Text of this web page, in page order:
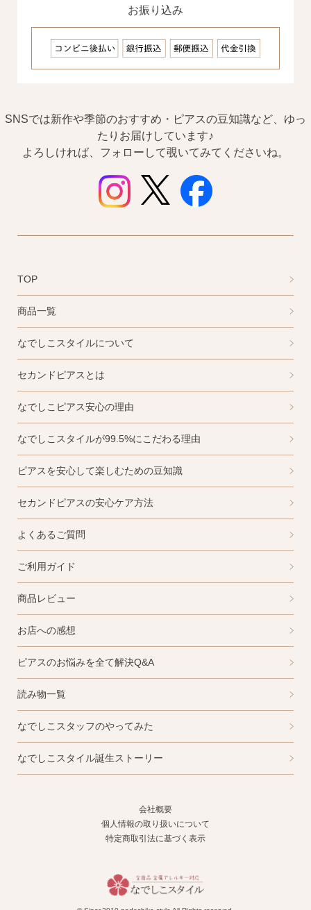
お振り込み
SNSでは新作や季節のおすすめ・ピアスの豆知識など、ゆっ
たりお届けしています♪
よろしければ、フォローして覗いてみてくださいね。
TOP
商品一覧
なでしこスタイルについて
セカンドピアスとは
なでしこピアス安心の理由
なでしこスタイルが99.5%にこだわる理由
ピアスを安心して楽しむための豆知識
セカンドピアスの安心ケア方法
よくあるご質問
ご利用ガイド
商品レビュー
お店への感想
ピアスのお悩みを全て解決Q&A
読み物一覧
なでしこスタッフのやってみた
なでしこスタイル誕生ストーリー
会社概要
個人情報の取り扱いについて
特定商取引法に基づく表示